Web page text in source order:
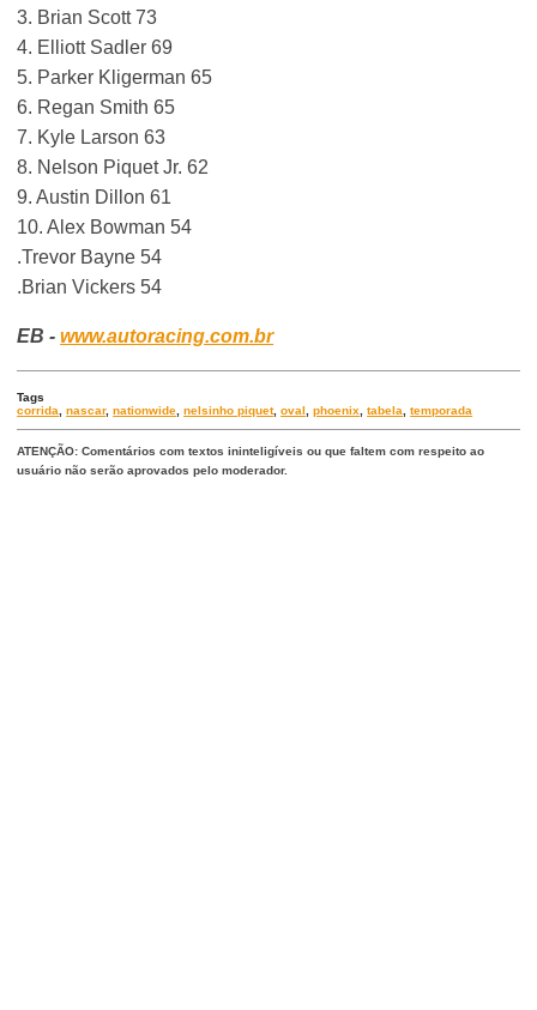
3. Brian Scott 73
4. Elliott Sadler 69
5. Parker Kligerman 65
6. Regan Smith 65
7. Kyle Larson 63
8. Nelson Piquet Jr. 62
9. Austin Dillon 61
10. Alex Bowman 54
.Trevor Bayne 54
.Brian Vickers 54
EB -www.autoracing.com.br
Tags
corrida
,nascar,nationwide ,nelsinho piquet,oval ,phoenix ,tabela ,temporada
ATENÇÃO: Comentários com textos ininteligíveis ou que faltem com respeito ao
usuário não serão aprovados pelo moderador.